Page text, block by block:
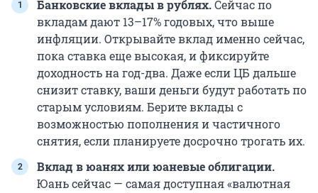
Банковские вклады в рублях.Сейчас по
вкладам дают 13–17% годовых, что выше
инфляции. Открывайте вклад именно сейчас,
пока ставка еще высокая, и фиксируйте
доходность на год-два. Даже если ЦБ дальше
снизит ставку, ваши деньги будут работать по
старым условиям. Берите вклады с
возможностью пополнения и частичного
снятия, если планируете досрочно трогать их.
Вклад в юанях или юаневые облигации.
Юань сейчас — самая доступная «валютная